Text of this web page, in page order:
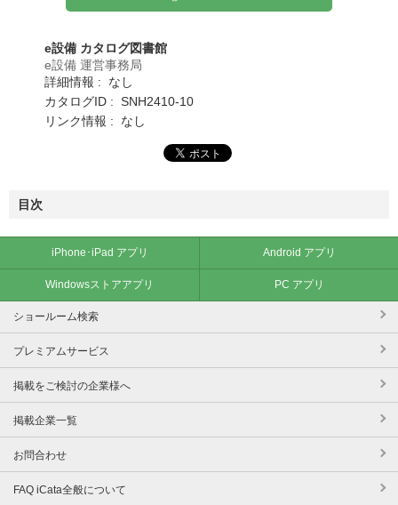
e設備 カタログ図書館
e設備 運営事務局
詳細情報 : なし
カタログID : SNH2410-10
リンク情報 : なし
目次
iPhone･iPad アプリ Android アプリ
Windowsストアアプリ PC アプリ
ショールーム検索
プレミアムサービス
掲載をご検討の企業様へ
掲載企業一覧
お問合わせ
FAQ iCata全般について